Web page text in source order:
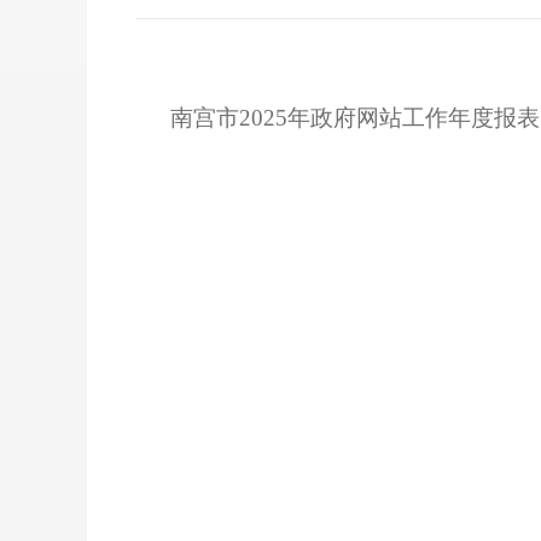
南宫市2025年政府网站工作年度报